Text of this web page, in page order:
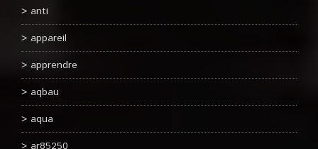
anti
appareil
apprendre
aqbau
aqua
ar85250